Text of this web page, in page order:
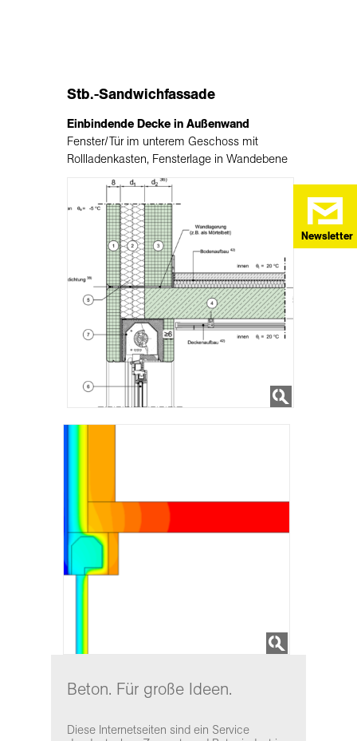
Newsletter
Stb.-Sandwichfassade
Einbindende Decke in Außenwand
Fenster/Tür im unterem Geschoss mit
Rollladenkasten, Fensterlage in Wandebene
Beton. Für große Ideen.
Diese Internetseiten sind ein Service